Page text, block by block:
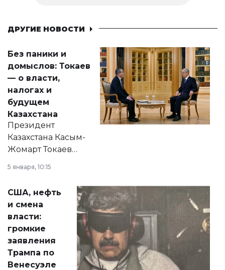
ДРУГИЕ НОВОСТИ
Без паники и
домыслов: Токаев
— о власти,
налогах и
будущем
Казахстана
Президент
Казахстана Касым-
Жомарт Токаев
сразу несколько
актуальных тем —
от слухов о
политических
реформах до
вопросов армии,
экономики и
личного здоровья.
5 января, 10:15
США, нефть
и смена
власти:
громкие
заявления
Трампа по
Венесуэле